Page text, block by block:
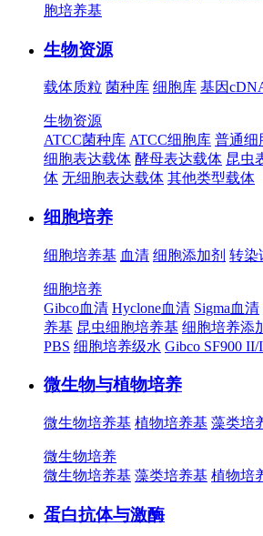
胞培养基
生物资源
载体质粒 菌种库 细胞库 基因
生物资源
ATCC菌种库 ATCC细胞库 普通细
细胞表达载体 酵母表达载体 昆虫
体 无细胞表达载体 其他类型载体
细胞培养
细胞培养基 血清 细胞添加剂 转染
细胞培养
Gibco血清 Hyclone血清 Sigma血清
养基 昆虫细胞培养基 细胞培养添
PBS 细胞培养级水 Gibco SF900
微生物与植物培养
微生物培养基 植物培养基 藻类培
微生物培养
微生物培养基 藻类培养基 植物培
蛋白抗体与激酶